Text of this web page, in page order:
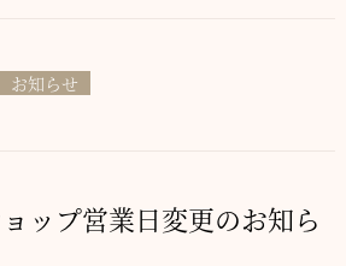
お知らせ
ップ営業日変更のお知ら